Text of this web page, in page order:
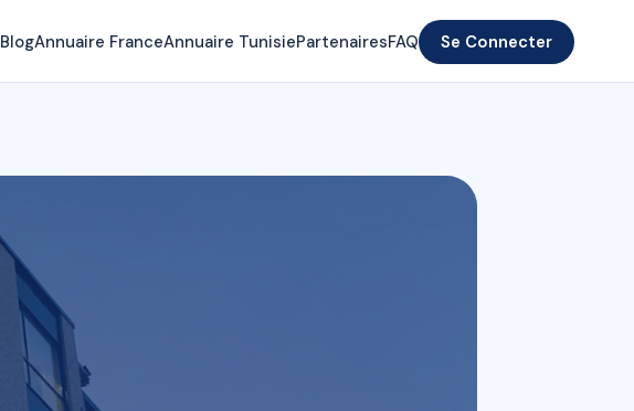
BlogAnnuaire FranceAnnuaire TunisiePartenairesFAQ Se Connecter